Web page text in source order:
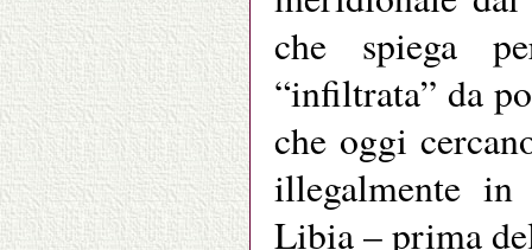
che spiega
“infiltrata” da
che oggi
illegalmente
Libia – prima